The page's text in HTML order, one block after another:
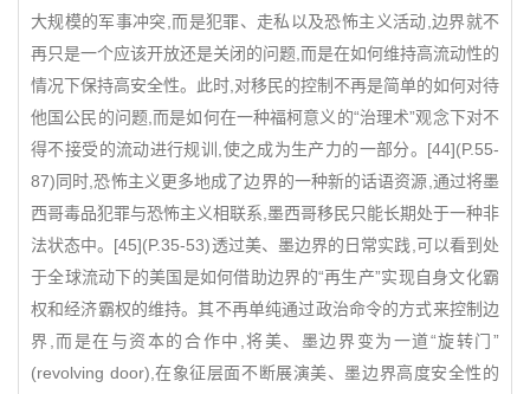
大规模的军事冲突,而是犯罪、走私以及恐怖主义活动,边界就不
再只是一个应该开放还是关闭的问题,而是在如何维持高流动性的
情况下保持高安全性。此时,对移民的控制不再是简单的如何对待
他国公民的问题,而是如何在一种福柯意义的“治理术”观念下对不
得不接受的流动进行规训,使之成为生产力的一部分。[44](P.55-
87)同时,恐怖主义更多地成了边界的一种新的话语资源,通过将墨
西哥毒品犯罪与恐怖主义相联系,墨西哥移民只能长期处于一种非
法状态中。[45](P.35-53)透过美、墨边界的日常实践,可以看到处
于全球流动下的美国是如何借助边界的“再生产”实现自身文化霸
权和经济霸权的维持。其不再单纯通过政治命令的方式来控制边
界,而是在与资本的合作中,将美、墨边界变为一道“旋转门”
(revolving door),在象征层面不断展演美、墨边界高度安全性的